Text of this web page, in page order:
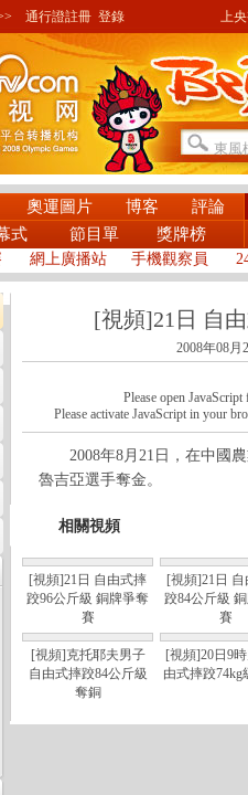
通行證註冊 登錄 上央視網
奧運圖片 博客 評論
式 節目單 獎牌榜
網上廣播站 手機觀察員
[視頻]21日 自
2008年08月
Please open
Please activate JavaScript in your
2008年8月21日，在中國農
魯吉亞選手奪金。
相關視頻
[視頻]21日 自由式摔
跤96公斤級 銅牌爭奪
賽
[視頻]21日
跤84公斤級
賽
[視頻]克托耶夫男子
自由式摔跤84公斤級
奪銅
[視頻]20日9
由式摔跤74kg